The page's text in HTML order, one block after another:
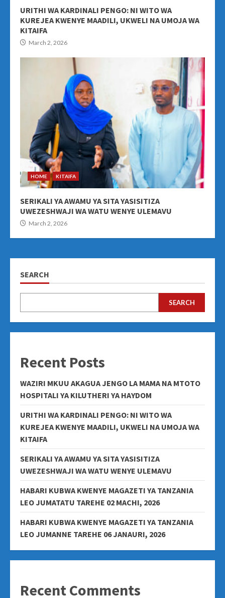
URITHI WA KARDINALI PENGO: NI WITO WA
KUREJEA KWENYE MAADILI, UKWELI NA UMOJA WA
KITAIFA
March 2, 2026
HOME KITAIFA
SERIKALI YA AWAMU YA SITA YASISITIZA
UWEZESHWAJI WA WATU WENYE ULEMAVU
March 2, 2026
SEARCH
SEARCH
Recent Posts
WAZIRI MKUU AKAGUA JENGO LA MAMA NA MTOTO
HOSPITALI YA KILUTHERI YA HAYDOM
URITHI WA KARDINALI PENGO: NI WITO WA
KUREJEA KWENYE MAADILI, UKWELI NA UMOJA WA
KITAIFA
SERIKALI YA AWAMU YA SITA YASISITIZA
UWEZESHWAJI WA WATU WENYE ULEMAVU
HABARI KUBWA KWENYE MAGAZETI YA TANZANIA
LEO JUMATATU TAREHE 02 MACHI, 2026
HABARI KUBWA KWENYE MAGAZETI YA TANZANIA
LEO JUMANNE TAREHE 06 JANAURI, 2026
Recent Comments